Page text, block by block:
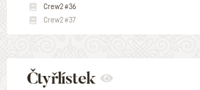
Crew2 #36
Crew2 #37
Čtyřlístek